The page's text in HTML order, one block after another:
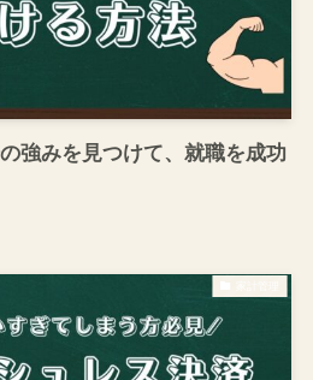
強みを見つけて、就職を成功